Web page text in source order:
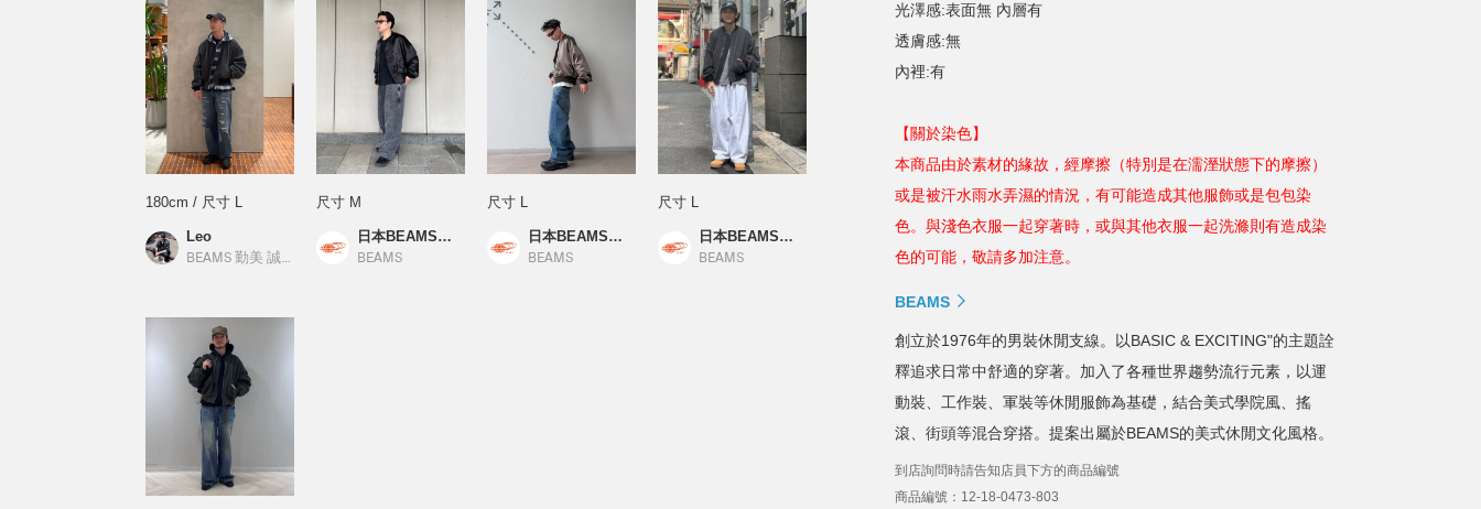
180cm / 尺寸 L
Leo
BEAMS 勤美 誠品綠園道 ／ BEAMS
尺寸 M
日本BEAMS店員_M
BEAMS
尺寸 L
日本BEAMS店員_M
BEAMS
尺寸 L
日本BEAMS店員_M
BEAMS
光澤感:表面無 內層有
透膚感:無
內裡:有
【關於染色】
本商品由於素材的緣故，經摩擦（特別是在濡溼狀態下的摩擦）
或是被汗水雨水弄濕的情況，有可能造成其他服飾或是包包染
色。與淺色衣服一起穿著時，或與其他衣服一起洗滌則有造成染
色的可能，敬請多加注意。
BEAMS
創立於1976年的男裝休閒支線。以BASIC & EXCITING"的主題詮
釋追求日常中舒適的穿著。加入了各種世界趨勢流行元素，以運
動裝、工作裝、軍裝等休閒服飾為基礎，結合美式學院風、搖
滾、街頭等混合穿搭。提案出屬於BEAMS的美式休閒文化風格。
到店詢問時請告知店員下方的商品編號
商品編號：12-18-0473-803